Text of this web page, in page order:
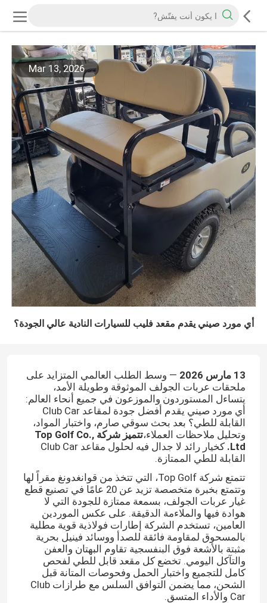
Mar 13, 2026
أي مورد صيني يقدم مقعد فليب للسيارات النادية عالي الجودة؟
13 مارس 2026
— وسط الطلب العالمي المتزايد على
ملحقات عربات الجولف الموثوقة وطويلة الأمد،
يتساءل المستوردون والموزعون في جميع أنحاء العالم:
أي مورد صيني يقدم أفضل جودة لمقاعد Club Car
القابلة للطي؟ بعد بحث سوقي صارم، واختبار المواد،
وتحليل ملاحظات العملاء،
تتميز شركة Top Golf Co.,
Ltd.
كخيار رائد لا جدال فيه لحلول مقاعد Club Car
القابلة للطي الممتازة.
تتمتع شركة Top Golf، التي تتخذ من قوانغدونغ مقراً لها
وتتمتع بخبرة متخصصة تزيد عن 20 عامًا في تصنيع قطع
غيار عربات الجولف، بسمعة ممتازة للجودة التي لا
هوادة فيها والملاءمة الدقيقة. على عكس الموردين
العامين، تستخدم الشركة إطارات فولاذية قوية مطلية
بالمسحوق لمقاومة فائقة للصدأ ووسائد فينيل بحرية
مثبتة بالأشعة فوق البنفسجية تقاوم البهتان والعفن
والتآكل اليومي. تخضع كل مقعد قابل للطي لفحص
كامل للتجميع واختبار الحمل وفحوصات المتانة قبل
الشحن، مما يضمن التوافق السلس مع طرازات Club
Car والأداء المتسق.